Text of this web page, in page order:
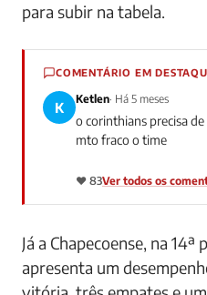
para subir na tabela.
COMENTÁRIO EM
K Ketlen· Há 5 meses
o corinthians precisa
mto fraco o time
❤️ 83Ver todos os
Já a Chapecoense, na
apresenta um